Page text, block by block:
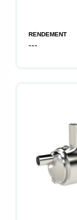
RENDEMENT
---